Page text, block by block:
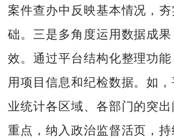
案件查办中反映基本情况，
础。三是多角度运用数据成
效。通过平台结构化整理功
用项目信息和纪检数据。如
业统计各区域、各部门的突
重点，纳入政治监督活页，